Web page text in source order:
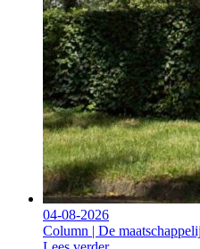
04-08-2026
Column | De